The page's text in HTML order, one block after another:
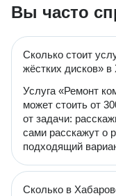
Вы часто
Сколько стоит
жёстких дисков» в
Услуга «Ремонт
может стоить от
от задачи:
сами расскажут о
подходящий
Сколько в